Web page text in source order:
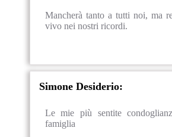
Mancherà tanto a tutti noi, ma
vivo nei nostri ricordi.
Simone Desiderio:
Le mie più sentite
famiglia